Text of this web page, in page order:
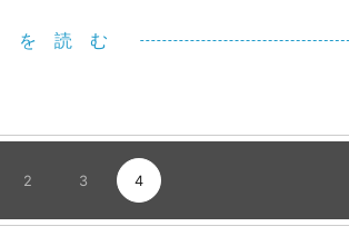
を 読 む
2 3 4